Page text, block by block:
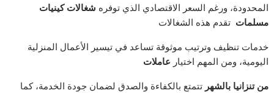
المحدودة، ورغم السعر الاقتصادي الذي توفره شغالات كينيات
مسلمات تقدم هذه الشغالات
خدمات تنظيف وترتيب موثوقة تساعد في تيسير الأعمال المنزلية
اليومية، ومن المهم اختيار عاملات
من تنزانيا بالشهر تتمتع بالكفاءة والصدق لضمان جودة الخدمة، كما